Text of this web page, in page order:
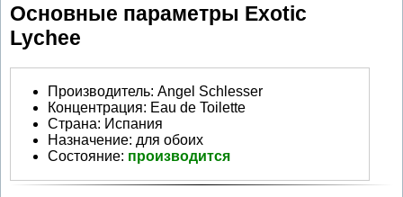
Основные параметры Exotic
Lychee
Производитель: Angel Schlesser
Концентрация: Eau de Toilette
Страна: Испания
Назначение: для обоих
Состояние: производится